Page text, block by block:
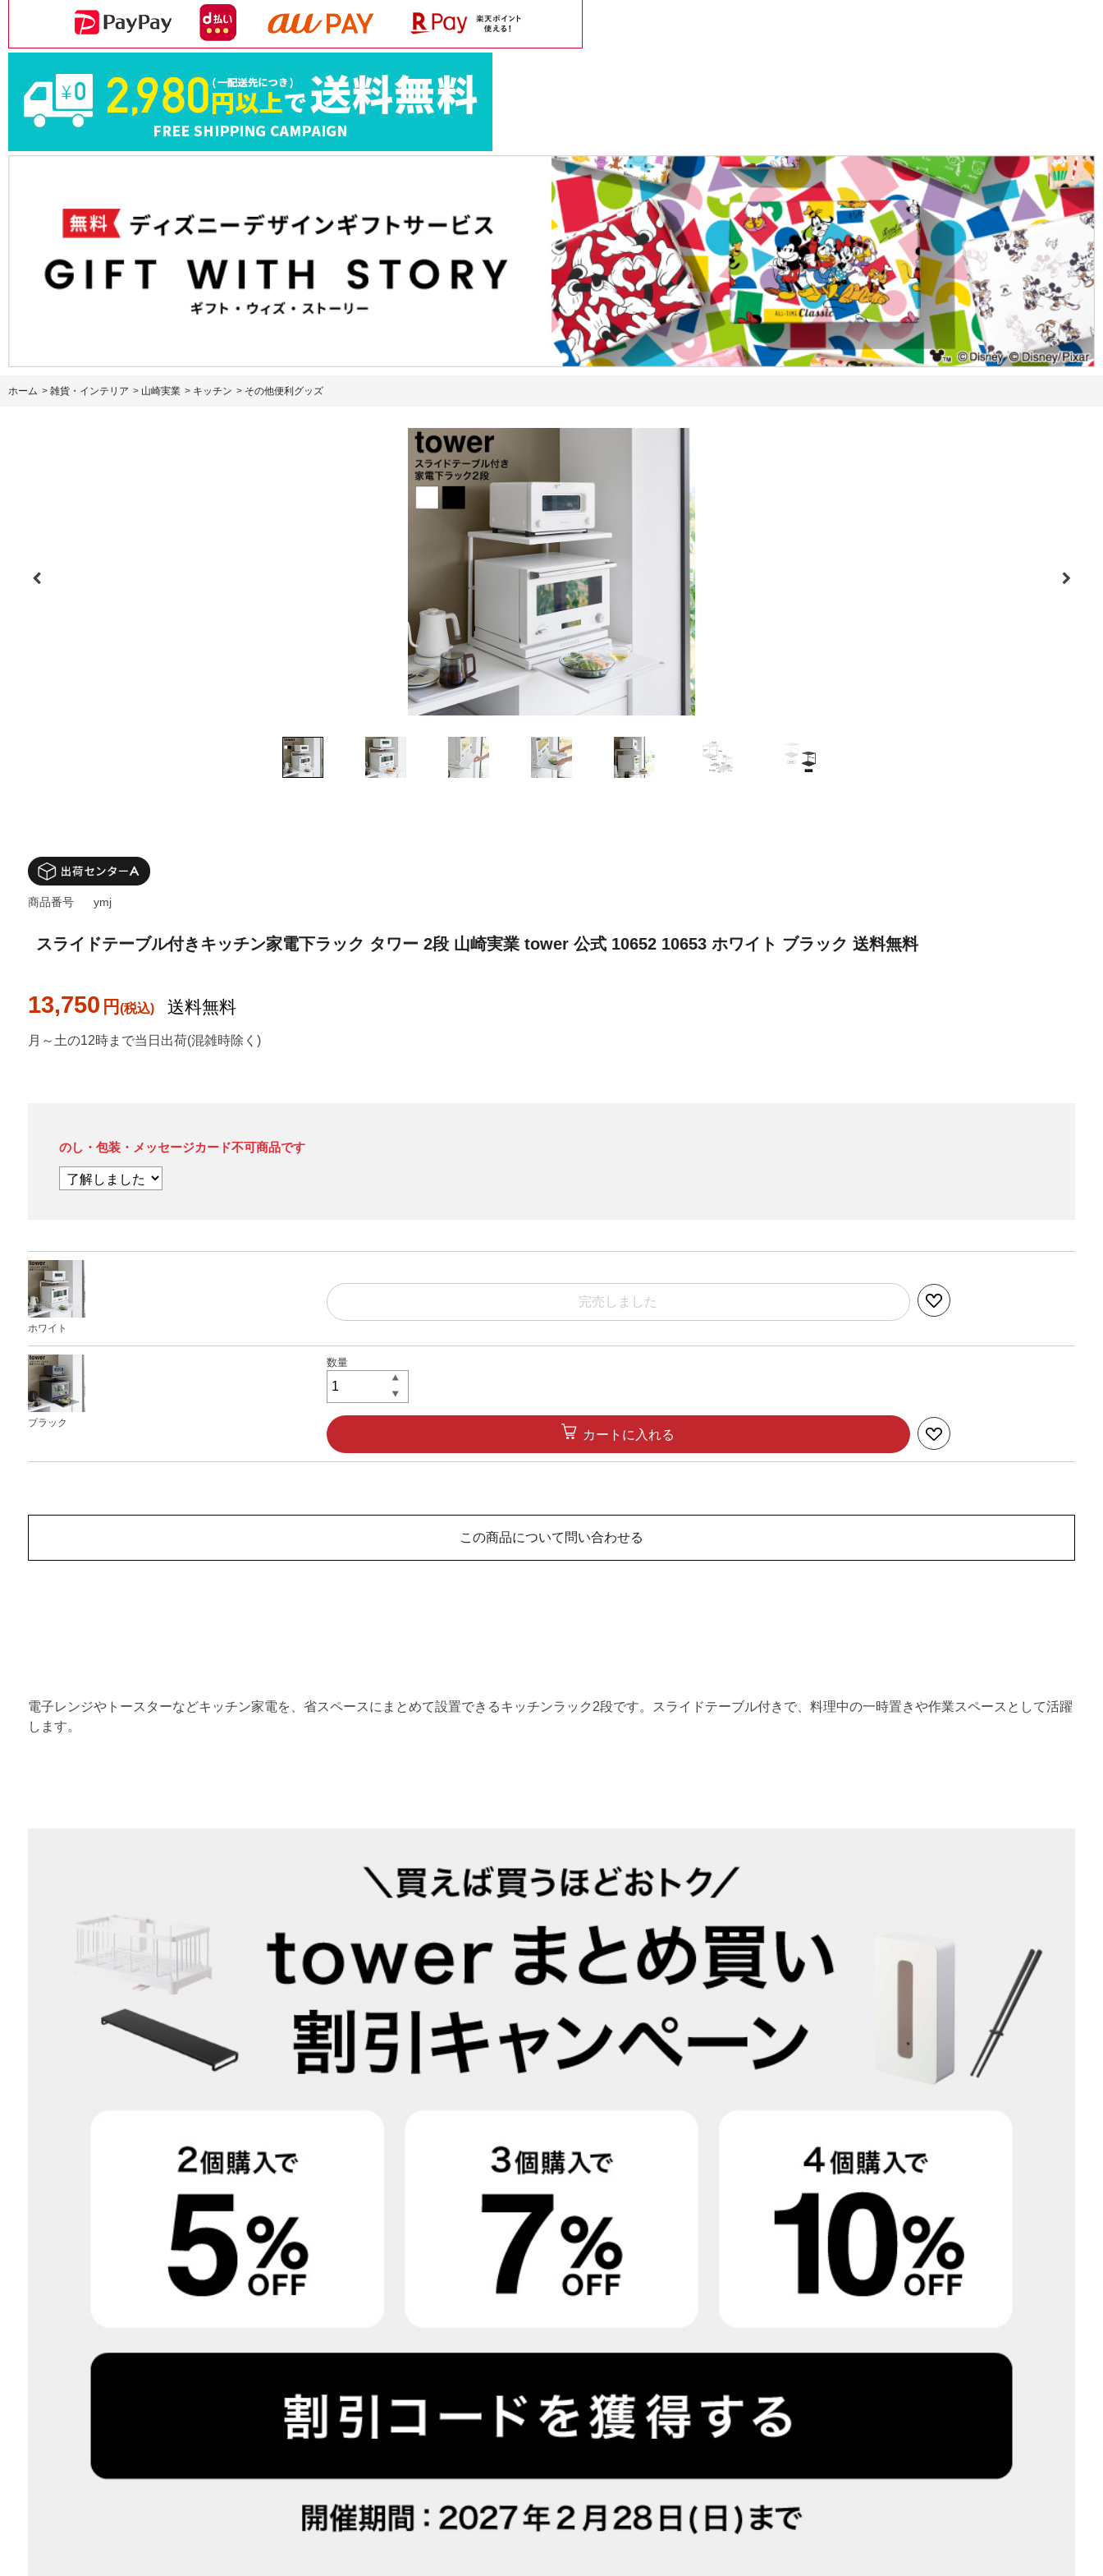
ホーム > 雑貨・インテリア > 山崎実業 > キッチン > その他便利グッズ
スライドテーブル付きキッチン家電下ラック タワー 2段 山崎実業 tower 公式 10652 10653 ホワイト ブラック 送料無料
13,750 円 送料無料
商品番号 ymj
月～土の12時まで当日出荷(混雑時除く)
のし・包装・メッセージカード不可商品です
ホワイト
完売しました
ブラック
カートに入れる
この商品について問い合わせる
電子レンジやトースターなどキッチン家電を、省スペースにまとめて設置できるキッチンラック2段です。スライドテーブル付きで、料理中の一時置きや作業スペースとして活躍
します。